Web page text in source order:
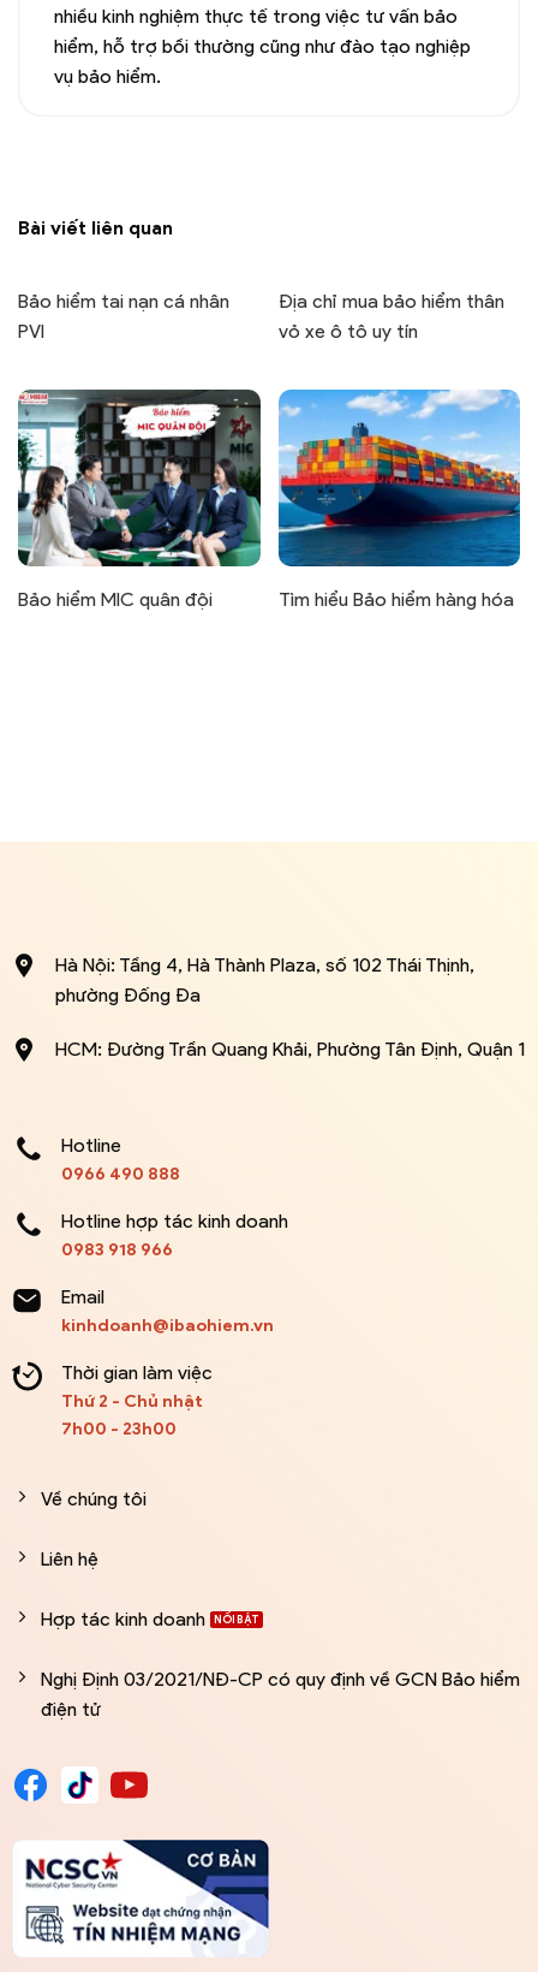
nhiều kinh nghiệm thực tế trong việc tư vấn bảo
hiểm, hỗ trợ bồi thường cũng như đào tạo nghiệp
vụ bảo hiểm.
Bài viết liên quan
Bảo hiểm tai nạn cá nhân
PVI
Địa chỉ mua bảo hiểm thân
vỏ xe ô tô uy tín
Bảo hiểm MIC quân đội Tìm hiểu Bảo hiểm hàng hóa
Hà Nội: Tầng 4, Hà Thành Plaza, số 102 Thái Thịnh,
phường Đống Đa
HCM: Đường Trần Quang Khải, Phường Tân Định, Quận 1
Hotline
0966 490 888
Hotline hợp tác kinh doanh
0983 918 966
Email
kinhdoanh@ibaohiem.vn
Thời gian làm việc
Thứ 2 - Chủ nhật
7h00 - 23h00
Về chúng tôi
Liên hệ
Hợp tác kinh doanh
Nghị Định 03/2021/NĐ-CP có quy định về GCN Bảo hiểm
điện tử